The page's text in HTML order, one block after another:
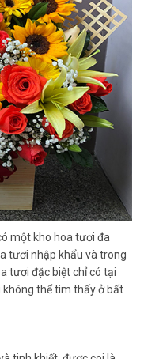
một kho hoa tươi đa
tươi nhập khẩu và trong
tươi đặc biệt chỉ có tại
không thể tìm thấy ở bất